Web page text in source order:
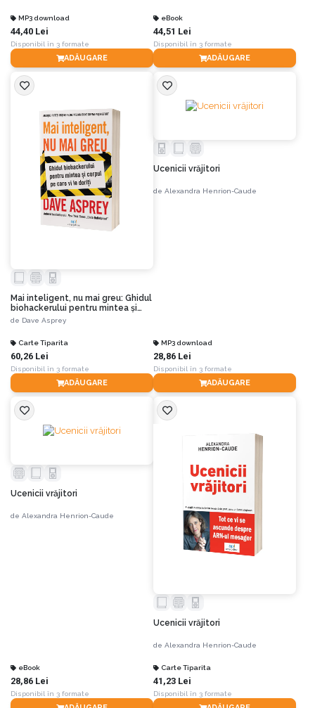
MP3 download
44,40 Lei
Disponibil în 3 formate
ADĂUGARE
eBook
44,51 Lei
Disponibil în 3 formate
ADĂUGARE
Mai inteligent, nu mai greu: Ghidul
biohackerului pentru mintea și
corpul pe care ți le dorești
de Dave Asprey
Carte Tiparita
60,26 Lei
Disponibil în 3 formate
ADĂUGARE
Ucenicii vrăjitori
de Alexandra Henrion-Caude
MP3 download
28,86 Lei
Disponibil în 3 formate
ADĂUGARE
Ucenicii vrăjitori
de Alexandra Henrion-Caude
eBook
28,86 Lei
Disponibil în 3 formate
Ucenicii vrăjitori
de Alexandra Henrion-Caude
Carte Tiparita
41,23 Lei
Disponibil în 3 formate